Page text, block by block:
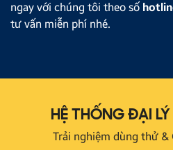
ngay với chúng tôi theo số
tư vấn miễn phí nhé.
HỆ THỐNG ĐẠI LÝ
Trải nghiệm dùng thử &